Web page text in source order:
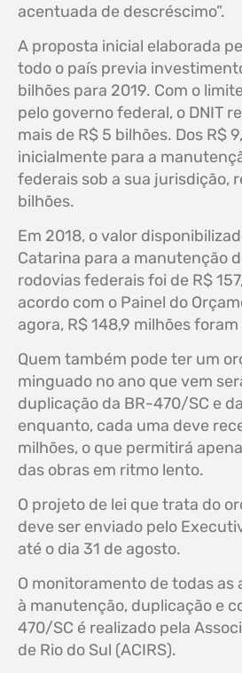
acentuada de descréscimo”.
A proposta inicial elaborada
todo o país previa
bilhões para 2019. Com o
pelo governo federal, o DNIT
mais de R$ 5 bilhões. Dos R$
inicialmente para a
federais sob a sua jurisdição,
bilhões.
Em 2018, o valor
Catarina para a manutenção
rodovias federais foi de R$
acordo com o Painel do
agora, R$ 148,9 milhões
Quem também pode ter um
minguado no ano que vem
duplicação da BR-470/SC e
enquanto, cada uma deve
milhões, o que permitirá
das obras em ritmo lento.
O projeto de lei que trata do
deve ser enviado pelo
até o dia 31 de agosto.
O monitoramento de todas as
à manutenção, duplicação e
470/SC é realizado pela
de Rio do Sul (ACIRS).